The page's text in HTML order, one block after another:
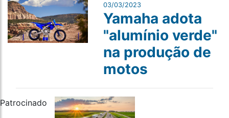
03/03/2023
Yamaha adota
"alumínio verde"
na produção de
motos
Patrocinado